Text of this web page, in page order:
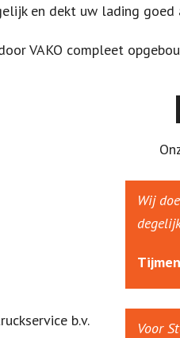
en dekt uw lading
VAKO compleet
Wij
Voor